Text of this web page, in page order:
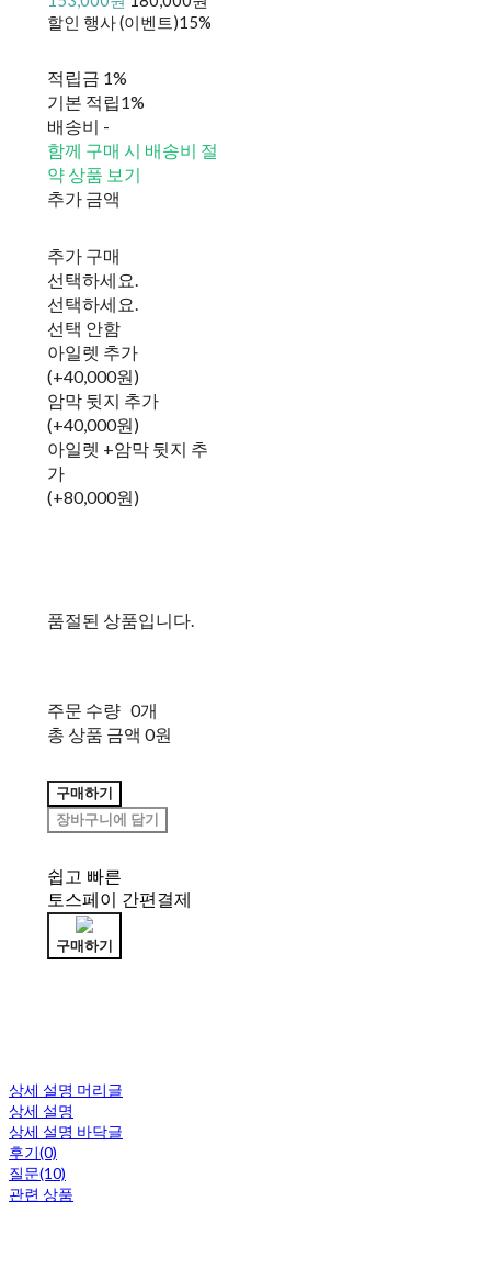
할인 행사 (이벤트)15%
적립금 1%
기본 적립1%
배송비 -
함께 구매 시 배송비 절
약 상품 보기
추가 금액
추가 구매
선택하세요.
선택하세요.
선택 안함
아일렛 추가
(+40,000원)
암막 뒷지 추가
(+40,000원)
아일렛 +암막 뒷지 추
가
(+80,000원)
품절된 상품입니다.
주문 수량 0개
총 상품 금액 0원
구매하기
장바구니에 담기
쉽고 빠른
토스페이 간편결제
구매하기
상세 설명 머리글
상세 설명
상세 설명 바닥글
후기(0)
질문(10)
관련 상품